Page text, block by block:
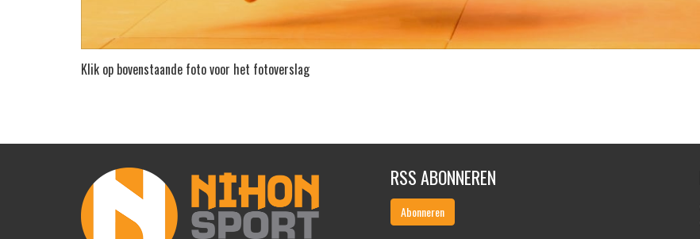
Klik op bovenstaande foto voor het fotoverslag
RSS ABONNEREN
Abonneren